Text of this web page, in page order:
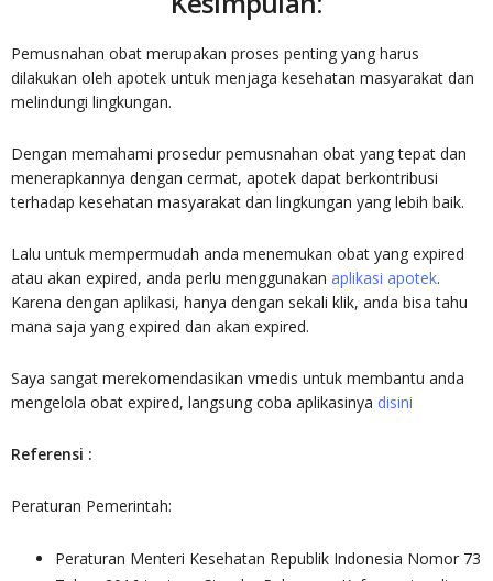
Pemusnahan obat merupakan proses penting yang harus
dilakukan oleh apotek untuk menjaga kesehatan masyarakat dan
melindungi lingkungan.
Dengan memahami prosedur pemusnahan obat yang tepat dan
menerapkannya dengan cermat, apotek dapat berkontribusi
terhadap kesehatan masyarakat dan lingkungan yang lebih baik.
Lalu untuk mempermudah anda menemukan obat yang expired
atau akan expired, anda perlu menggunakan aplikasi apotek.
Karena dengan aplikasi, hanya dengan sekali klik, anda bisa tahu
mana saja yang expired dan akan expired.
Saya sangat merekomendasikan vmedis untuk membantu anda
mengelola obat expired, langsung coba aplikasinya disini
Referensi :
Peraturan Pemerintah:
Peraturan Menteri Kesehatan Republik Indonesia Nomor 73